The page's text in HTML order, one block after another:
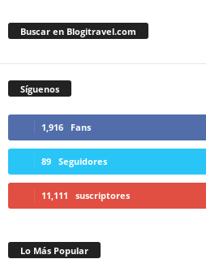
Buscar en Blogitravel.com
Síguenos
1,916 Fans
89 Seguidores
11,111 suscriptores
Lo Más Popular